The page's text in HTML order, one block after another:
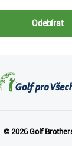
Odebírat
© 2026 Golf